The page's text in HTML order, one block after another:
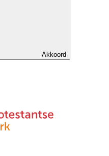
Akkoord